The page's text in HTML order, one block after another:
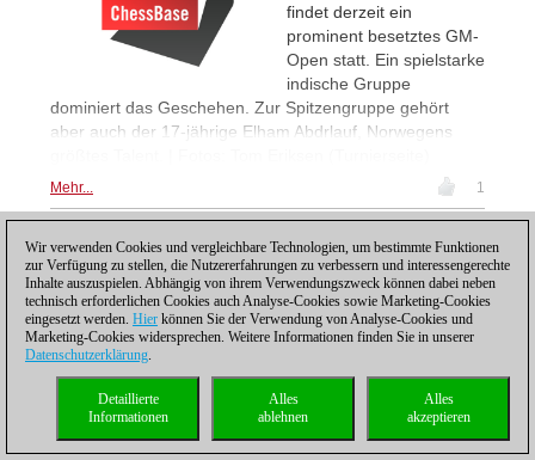
findet derzeit ein
prominent besetztes GM-
Open statt. Ein spielstarke
indische Gruppe
dominiert das Geschehen. Zur Spitzengruppe gehört
aber auch der 17-jährige Elham Abdrlauf, Norwegens
Mehr... 1
1
Datenschutzhinweis| Kontakt| |Lizenzen
Compliance Hotline|
coldest news
Wir verwenden Cookies und vergleichbare Technologien, um bestimmte Funktionen
zur Verfügung zu stellen, die Nutzererfahrungen zu verbessern und interessengerechte
Inhalte auszuspielen. Abhängig von ihrem Verwendungszweck können dabei neben
technisch erforderlichen Cookies auch Analyse-Cookies sowie Marketing-Cookies
eingesetzt werden. Hier können Sie der Verwendung von Analyse-Cookies und
Marketing-Cookies widersprechen. Weitere Informationen finden Sie in unserer
Datenschutzerklärung.
Alles
akzeptieren
Alles
ablehnen
Detaillierte
Informationen